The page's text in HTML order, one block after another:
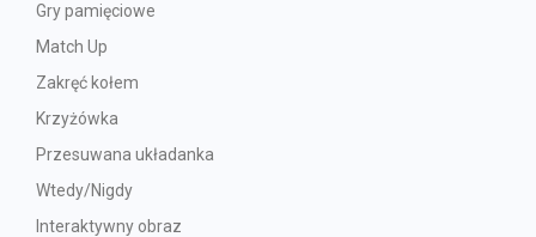
Gry pamięciowe
Match Up
Zakręć kołem
Krzyżówka
Przesuwana układanka
Wtedy/Nigdy
Interaktywny obraz